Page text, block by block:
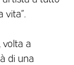
a
di una